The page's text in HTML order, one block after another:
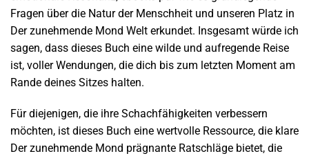
Fragen über die Natur der Menschheit und unseren Platz in
Der zunehmende Mond Welt erkundet. Insgesamt würde ich
sagen, dass dieses Buch eine wilde und aufregende Reise
ist, voller Wendungen, die dich bis zum letzten Moment am
Rande deines Sitzes halten.
Für diejenigen, die ihre Schachfähigkeiten verbessern
möchten, ist dieses Buch eine wertvolle Ressource, die klare
Der zunehmende Mond prägnante Ratschläge bietet, die